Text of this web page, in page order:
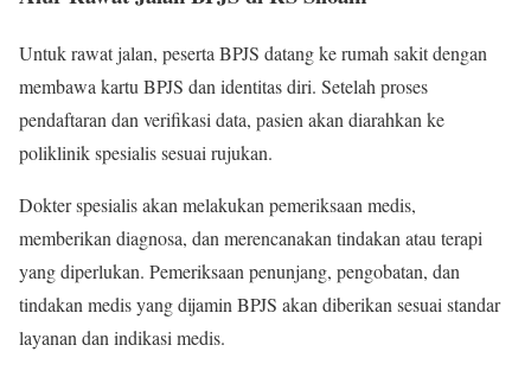
Untuk rawat jalan, peserta BPJS datang ke rumah sakit dengan
membawa kartu BPJS dan identitas diri. Setelah proses
pendaftaran dan verifikasi data, pasien akan diarahkan ke
poliklinik spesialis sesuai rujukan.
Dokter spesialis akan melakukan pemeriksaan medis,
memberikan diagnosa, dan merencanakan tindakan atau terapi
yang diperlukan. Pemeriksaan penunjang, pengobatan, dan
tindakan medis yang dijamin BPJS akan diberikan sesuai standar
layanan dan indikasi medis.